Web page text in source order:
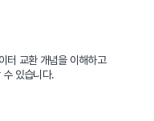
터 교환 개념을 이해하고
있습니다.